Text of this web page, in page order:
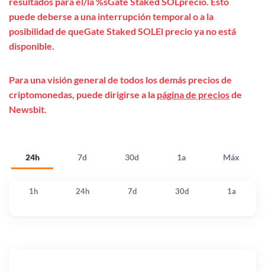
24h 7d 30d 1a Máx
puede deberse a una interrupción temporal o a la
posibilidad de queGate Staked SOLEl precio ya no está
disponible.
Para una visión general de todos los demás precios de
criptomonedas, puede dirigirse a la página de preciosde
Newsbit.
1h 24h 7d 30d 1a